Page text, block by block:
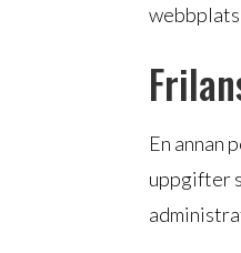
webbplats
En annan
uppgifter